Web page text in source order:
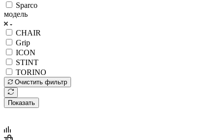
Sparco
модель
CHAIR
Grip
ICON
STINT
TORINO
Очистить фильтр
Показать